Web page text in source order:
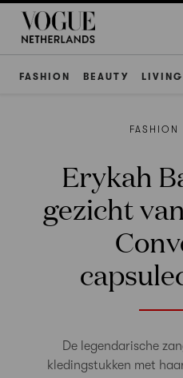
FASHION BEAUTY LIVING
FASHION
Erykah
gezicht
De legendarische
kledingstukken met